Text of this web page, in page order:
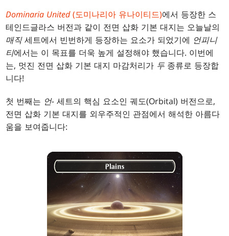
Dominaria United(도미나리아 유나이티드)에서 등장한 스
테인드글라스 버전과 같이 전면 삽화 기본 대지는 오늘날의
매직세트에서 빈번하게 등장하는 요소가 되었기에 언피니
티에서는 이 목표를 더욱 높게 설정해야 했습니다. 이번에
는, 멋진 전면 삽화 기본 대지 마감처리가 두 종류로 등장합
니다!
첫 번째는 언-세트의 핵심 요소인 궤도(Orbital) 버전으로,
전면 삽화 기본 대지를 외우주적인 관점에서 해석한 아름다
움을 보여줍니다: